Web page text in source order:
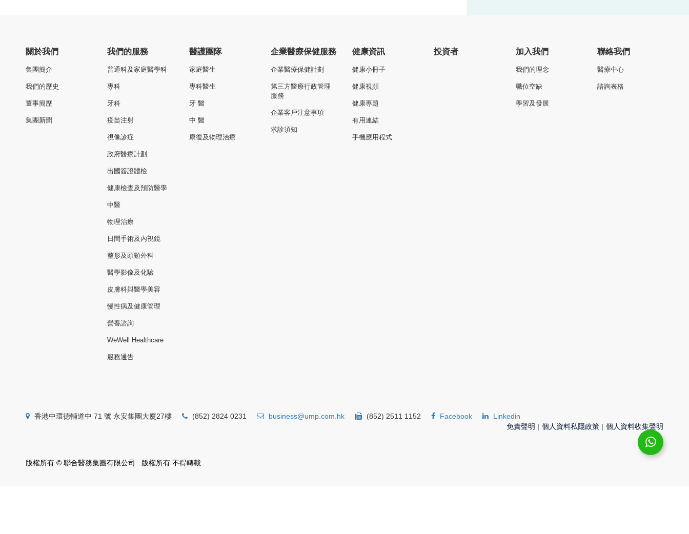
關於我們
集團簡介
我們的歷史
董事簡歷
集團新聞
我們的服務
普通科及家庭醫學科
專科
牙科
疫苗注射
視像診症
政府醫療計劃
出國簽證體檢
健康檢查及預防醫學
中醫
物理治療
日間手術及內視鏡
整形及頭頸外科
醫學影像及化驗
皮膚科與醫學美容
慢性病及健康管理
營養諮詢
WeWell Healthcare
服務通告
醫護團隊
家庭醫生
專科醫生
牙 醫
中 醫
康復及物理治療
企業醫療保健服務
企業醫療保健計劃
第三方醫療行政管理
服務
企業客戶注意事項
求診須知
健康資訊
健康小冊子
健康視頻
健康專題
有用連結
手機應用程式
投資者 加入我們
我們的理念
職位空缺
學習及發展
聯絡我們
醫療中心
諮詢表格
香港中環德輔道中 71 號 永安集團大廈27樓 (852) 2824 0231 business@ump.com.hk (852) 2511 1152 Facebook
Linkedin
免責聲明 | 個人資料私隱政策 | 個人資料收集聲明
版權所有 © 聯合醫務集團有限公司 版權所有 不得轉載